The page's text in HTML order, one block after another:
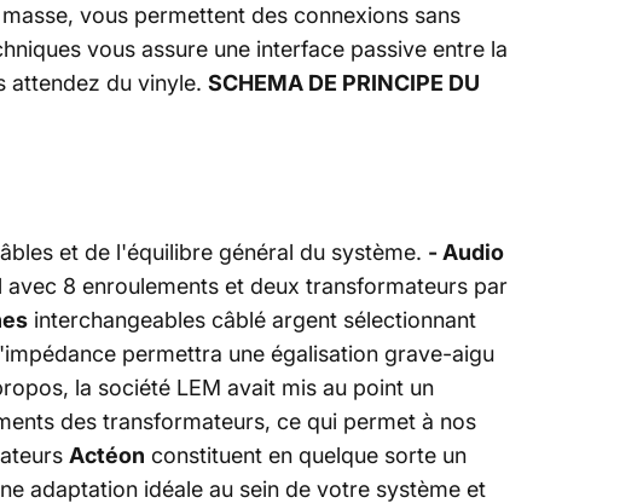
vous permettent des connexions sans
vous assure une interface passive entre la
attendez du vinyle. SCHEMA DE PRINCIPE DU
et de l'équilibre général du système. - Audio
avec 8 enroulements et deux transformateurs par
interchangeables câblé argent sélectionnant
permettra une égalisation grave-aigu
la société LEM avait mis au point un
des transformateurs, ce qui permet à nos
Actéon constituent en quelque sorte un
adaptation idéale au sein de votre système et